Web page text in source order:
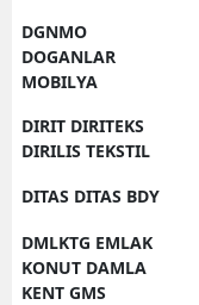
DGNMO
DOGANLAR
MOBILYA
DIRIT DIRITEKS
DIRILIS TEKSTIL
DITAS DITAS BDY
DMLKTG EMLAK
KONUT DAMLA
KENT GMS